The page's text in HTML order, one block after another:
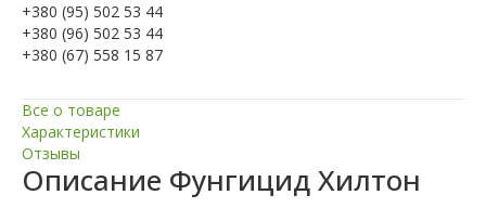
+380 (95) 502 53 44
+380 (96) 502 53 44
+380 (67) 558 15 87
Все о товаре
Характеристики
Отзывы
Описание Фунгицид Хилтон